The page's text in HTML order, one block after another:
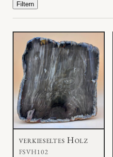
Filtern
verkieseltes Holz
FSVH102